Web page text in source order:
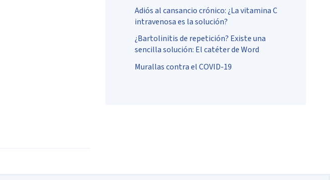
Adiós al cansancio crónico: ¿La vitamina C
intravenosa es la solución?
¿Bartolinitis de repetición? Existe una
sencilla solución: El catéter de Word
Murallas contra el COVID-19